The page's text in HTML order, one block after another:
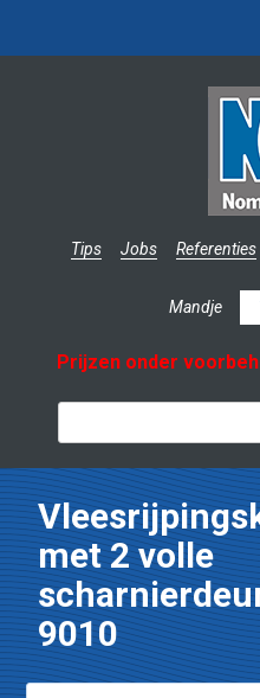
Tips Jobs Referenties
Mandje
Prijzen onder
met 2 volle
9010